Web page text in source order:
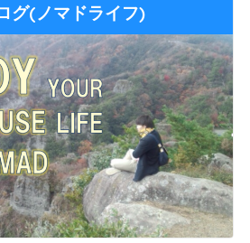
グ(ノマドライフ)